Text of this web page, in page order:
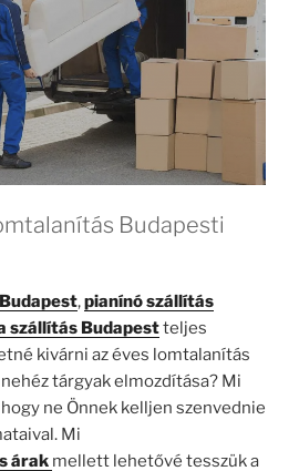
Budapesti
,pianínó szállítás
szállítás Budapestteljes
kivárni az éves lomtalanítás
tárgyak elmozdítása? Mi
ne Önnek kelljen szenvednie
Mi
árak mellett lehetővé tesszük a